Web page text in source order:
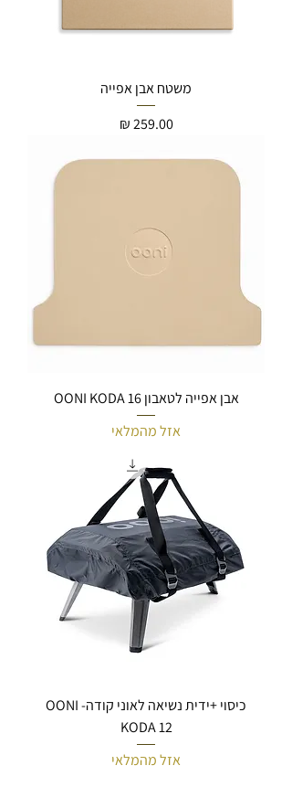
משטח אבן אפייה
מחיר‏259.00 ‏₪
אבן אפייה לטאבון OONI KODA 16
אזל מהמלאי
כיסוי +ידית נשיאה לאוני קודה- OONI
KODA 12
אזל מהמלאי